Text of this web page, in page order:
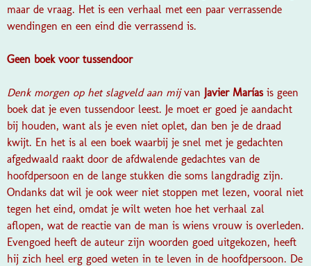
maar de vraag. Het is een verhaal met een paar verrassende
wendingen en een eind die verrassend is.
Geen boek voor tussendoor
Denk morgen op het slagveld aan mijvan Javier Maríasis geen
boek dat je even tussendoor leest. Je moet er goed je aandacht
bij houden, want als je even niet oplet, dan ben je de draad
kwijt. En het is al een boek waarbij je snel met je gedachten
afgedwaald raakt door de afdwalende gedachtes van de
hoofdpersoon en de lange stukken die soms langdradig zijn.
Ondanks dat wil je ook weer niet stoppen met lezen, vooral niet
tegen het eind, omdat je wilt weten hoe het verhaal zal
aflopen, wat de reactie van de man is wiens vrouw is overleden.
Evengoed heeft de auteur zijn woorden goed uitgekozen, heeft
hij zich heel erg goed weten in te leven in de hoofdpersoon. De